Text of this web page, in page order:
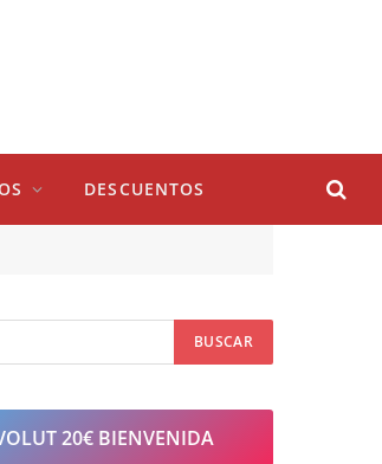
DESCUENTOS
20€ BIENVENIDA